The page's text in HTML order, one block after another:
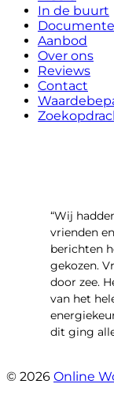
In de buurt
Aanbod
Over ons
Reviews
Contact
“Wij
vrienden
berichten
gekozen.
door zee.
van het
dit ging
© 2026 Online